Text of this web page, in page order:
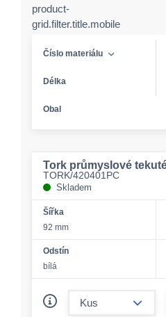
product-
grid.filter.title.mobile
Číslo materiálu
Délka
Obal
Tork průmyslové
TORK/420401PC
Skladem
Šířka
92 mm
Odstín
bílá